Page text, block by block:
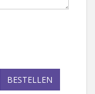
BESTELLEN